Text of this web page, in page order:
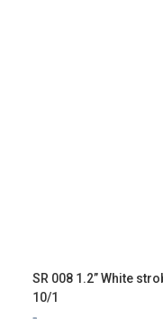
SR 008 1.2” White
10/1